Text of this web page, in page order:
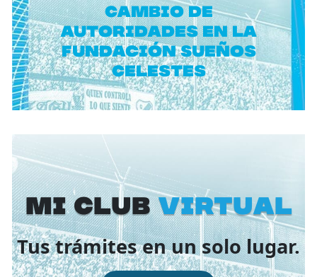
Cambio de
autoridades en la
Fundación Sueños
Celestes
Mi Clubvirtual
Tus trámites en un solo lugar.